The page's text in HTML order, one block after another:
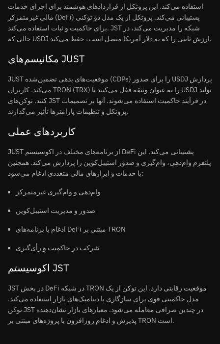
استفاده می‌کند. این پروتکل از قراردادهای هوشمند برای اجرای خدمات
مالی غیرمتمرکز (DeFi) پشتیبانی می‌کند. پروتکل از یک مدل دو توکنی
برای حاکمیت و ثبات استفاده می‌کند. JST شبکه را مدیریت می‌کند، در
حالی که USDJ ارزش ثابتی را که به دلار آمریکا متصل است، حفظ می‌کند.
مکانیسم‌های JUST
JUST موقعیت‌های بدهی تضمین‌شده (CDPs) را برای صدور USDJ پردازش
می‌کند. کاربران TRON (TRX) را به عنوان وثیقه قفل می‌کنند تا USDJ تولید
کنند. توکن‌های JST در فرآیند حاکمیت استفاده می‌شوند. آنها بر تصمیمات
پروتکل و تنظیمات پارامترها تأثیر می‌گذارند.
کاربردهای عملی
JUST از برنامه‌های مختلف در اکوسیستم DeFi پشتیبانی می‌کند. این
پلتفرم وام‌دهی، وام‌گیری و صدور استیبل‌کوین را پردازش می‌کند. همچنین
با خدمات و ابزارهای مالی متعددی ادغام می‌شود:
وام‌دهی و وام‌گیری غیرمتمرکز
صدور و مدیریت استیبل‌کوین
ادغام با برنامه‌های DeFi مبتنی بر TRON
شرکت در حاکمیت و رأی‌گیری
اکوسیستم JST
JST در بخش DeFi در شبکه TRON موقعیت رقابتی دارد. این توکن از یک
مدل حاکمیتی قوی برای سازگاری با دینامیک‌های بازار استفاده می‌کند.
توکن JST در چندین صرافی معامله می‌شود. معیارهای بازار نشان‌دهنده
پذیرش و ادغام روزافزون با پروژه‌های مبتنی بر TRON است.